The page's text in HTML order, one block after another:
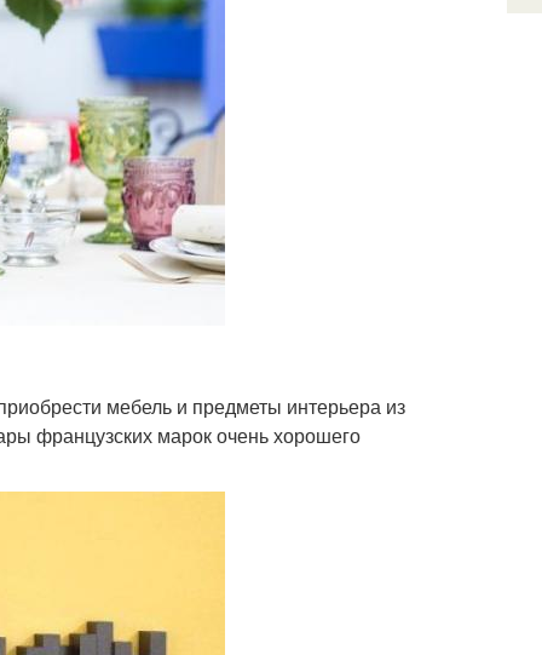
мебель и предметы интерьера из
французских марок очень хорошего